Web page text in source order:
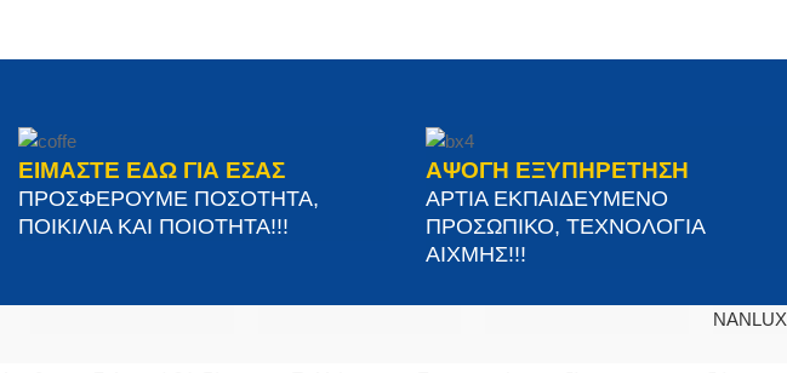
ΕΙΜΑΣΤΕ ΕΔΩ ΓΙΑ ΕΣΑΣ
ΠΡΟΣΦΕΡΟΥΜΕ ΠΟΣΟΤΗΤΑ,
ΠΟΙΚΙΛΙΑ ΚΑΙ ΠΟΙΟΤΗΤΑ!!!
ΑΨΟΓΗ ΕΞΥΠΗΡΕΤΗΣΗ
ΑΡΤΙΑ ΕΚΠΑΙΔΕΥΜΕΝΟ
ΠΡΟΣΩΠΙΚΟ, ΤΕΧΝΟΛΟΓΙΑ
ΑΙΧΜΗΣ!!!
NANLUX